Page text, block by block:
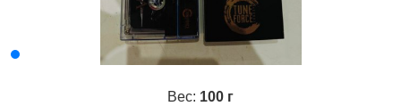
Вес: 100 г